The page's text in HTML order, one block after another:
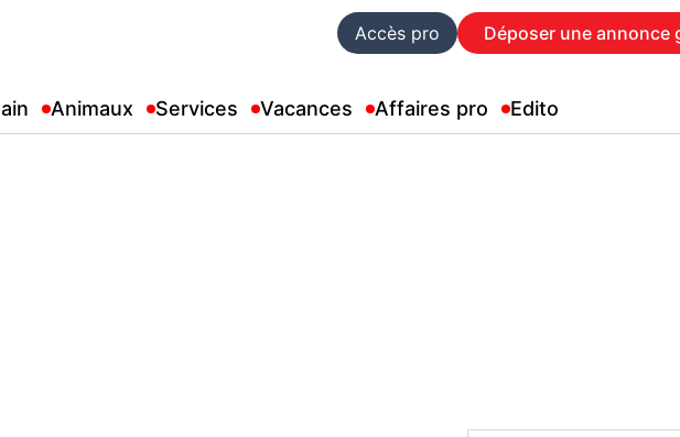
Accès pro Déposer une annonce
Animaux Services Vacances Affaires pro Edito